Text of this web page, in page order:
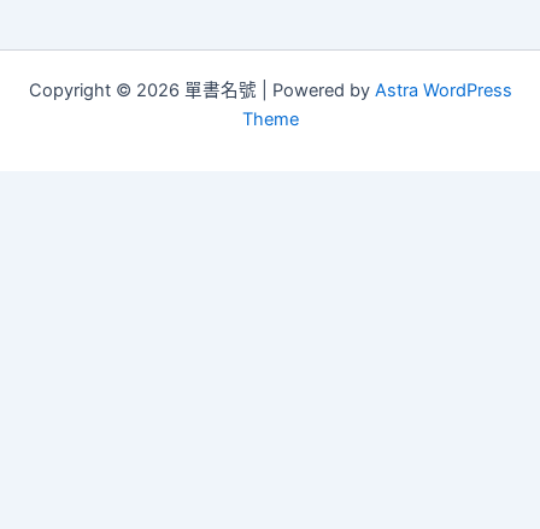
Copyright © 2026 單書名號 | Powered by Astra WordPress
Theme